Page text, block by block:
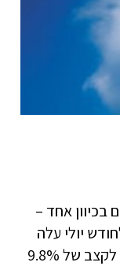
בכיוון אחד –
יולי עלה
לקצב שנתי של 10.1%, מעל התחזיות לקצב של 9.8%